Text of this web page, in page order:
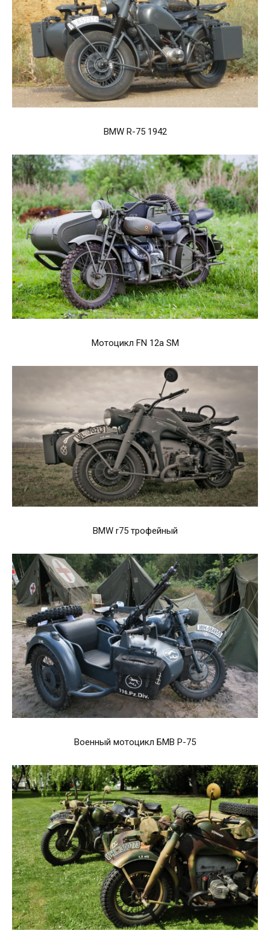
BMW R-75 1942
Мотоцикл FN 12a SM
BMW r75 трофейный
Военный мотоцикл БМВ Р-75